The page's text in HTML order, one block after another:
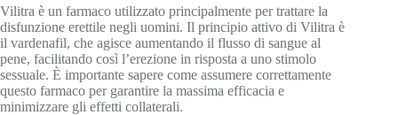
Vilitra è un farmaco utilizzato principalmente per trattare la
disfunzione erettile negli uomini. Il principio attivo di Vilitra è
il vardenafil, che agisce aumentando il flusso di sangue al
pene, facilitando così l’erezione in risposta a uno stimolo
sessuale. È importante sapere come assumere correttamente
questo farmaco per garantire la massima efficacia e
minimizzare gli effetti collaterali.